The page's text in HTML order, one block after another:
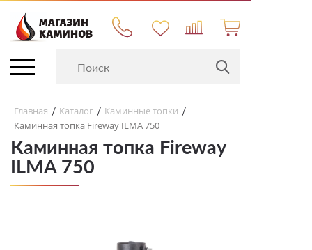
Главная / Каталог / Каминные топки /
Каминная топка Fireway ILMA 750
Каминная топка Fireway
ILMA 750